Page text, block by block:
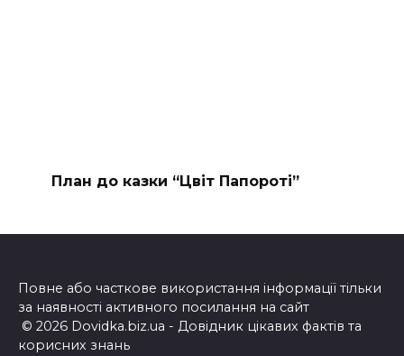
План до казки “Цвіт Папороті”
Повне або часткове використання інформації тільки
за наявності активного посилання на сайт
© 2026 Dovidka.biz.ua - Довідник цікавих фактів та
корисних знань